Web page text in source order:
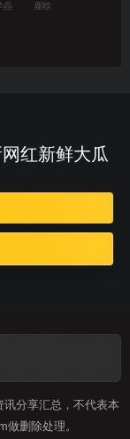
晶 鹿晗
红新鲜大瓜
分享汇总，不代表本
删除处理。